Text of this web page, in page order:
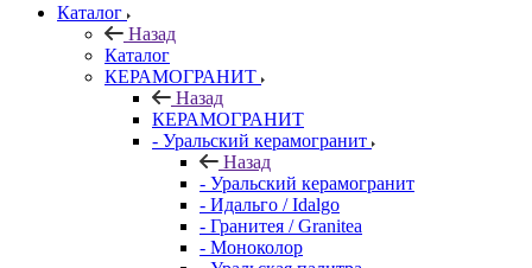
Каталог
Назад
Каталог
КЕРАМОГРАНИТ
Назад
КЕРАМОГРАНИТ
- Уральский керамогранит
Назад
- Уральский керамогранит
- Идальго / Idalgo
- Гранитея / Granitea
- Моноколор